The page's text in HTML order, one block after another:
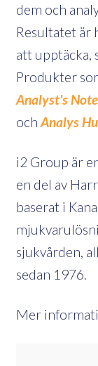
dem och
Resultatet är
att upptäcka,
Produkter
Analyst's
och Analys
i2 Group är
en del av
baserat i
sjukvården,
sedan 1976.
Mer